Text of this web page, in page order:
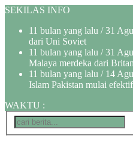
SEKILAS INFO
11 bulan yang lalu / 31
dari Uni Soviet
11 bulan yang lalu / 31
Malaya merdeka dari
11 bulan yang lalu / 14
Islam Pakistan mulai
WAKTU :